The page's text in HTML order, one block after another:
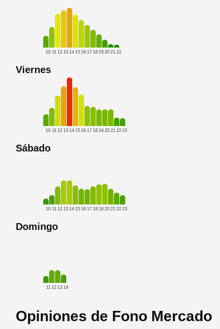
10 11 12 13 14 15 16 17 18 19 20 21 22
Viernes
10 11 12 13 14 15 16 17 18 19 20 21 22 23
Sábado
10 11 12 13 14 15 16 17 18 19 20 21 22 23
Domingo
11 12 13 14
Opiniones de Fono Mercado